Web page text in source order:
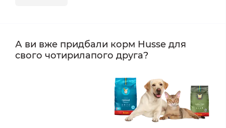
А ви вже придбали корм Husse для
свого чотирилапого друга?